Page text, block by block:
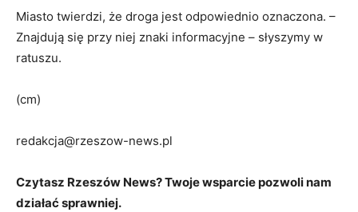
Miasto twierdzi, że droga jest odpowiednio oznaczona. –
Znajdują się przy niej znaki informacyjne – słyszymy w
ratuszu.
(cm)
redakcja@rzeszow-news.pl
Czytasz Rzeszów News? Twoje wsparcie pozwoli nam
działać sprawniej.